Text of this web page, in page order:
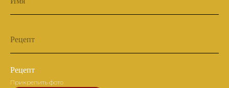
Рецепт
Рецепт
Прикрепить фото